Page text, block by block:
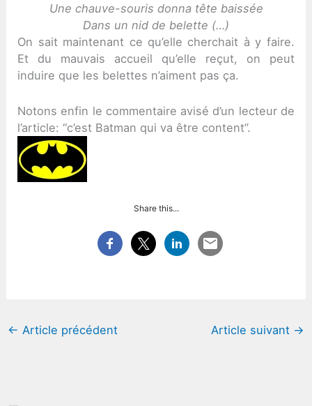
Une chauve-souris donna tête baissée
Dans un nid de belette (…)
On sait maintenant ce qu’elle cherchait à y faire.
Et du mauvais accueil qu’elle reçut, on peut
induire que les belettes n’aiment pas ça.
Notons enfin le commentaire avisé d’un lecteur de
l’article: “c’est Batman qui va être content”.
Share this...
← Article précédent Article suivant →